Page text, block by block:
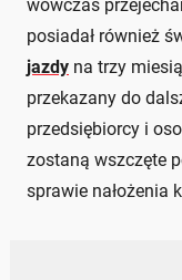
wówczas
posiadał również
jazdy na trzy
przekazany do
przedsiębiorcy i
zostaną wszczęte
sprawie nałożenia